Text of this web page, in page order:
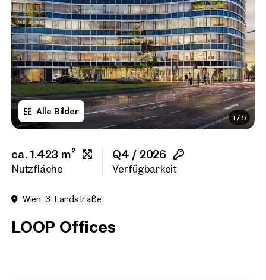
Alle Bilder
1 /6
ca. 1.423 m²
Nutzfläche
Q4 / 2026
Verfügbarkeit
Wien, 3. Landstraße
LOOP Offices
Anrede
Bitte wählen
Titel(optional)
Vorname
Nachname
Direkte:r Ansprechpartner:in
Anrufen oder Rückruf vereinbaren